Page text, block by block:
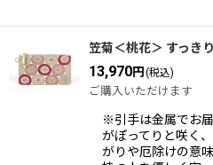
笠菊＜桃花＞ すっき
13,970円 (税込)
ご購入いただけます
※引手は金属でお
がぽってりと咲く
がりや厄除けの意